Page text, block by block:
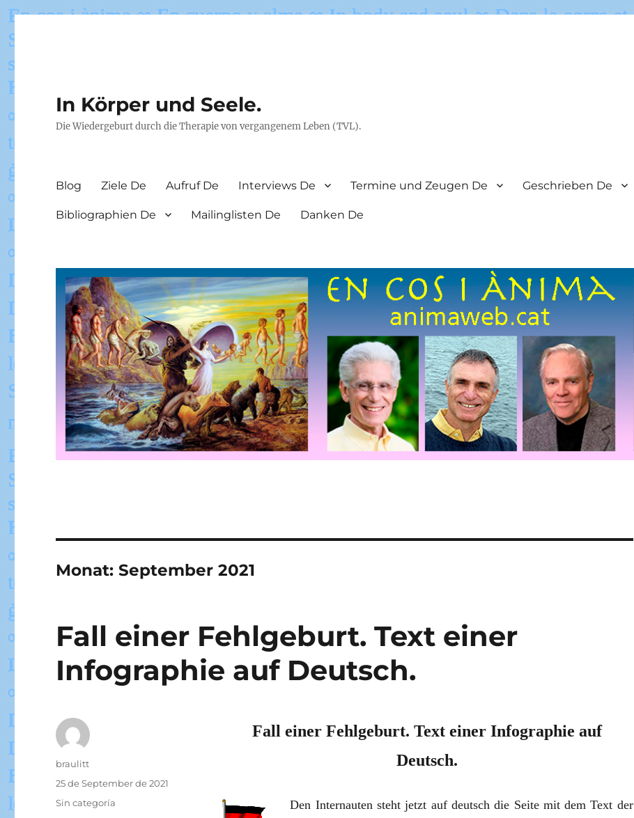
In Körper und Seele.
Die Wiedergeburt durch die Therapie von vergangenem Leben (TVL).
Blog Ziele De Aufruf De Interviews De Termine und Zeugen De Geschrieben De
Bibliographien De Mailinglisten De Danken De
Monat:September 2021
Fall einer Fehlgeburt. Text einer
Infographie auf Deutsch.
Fall einer Fehlgeburt. Text einer Infographie auf
Deutsch.
Den Internauten steht jetzt auf deutsch die Seite mit dem Text der
Autor
braulitt
Veröffentlicht
am
25 de September de 2021
Kategorien
Sin categoría